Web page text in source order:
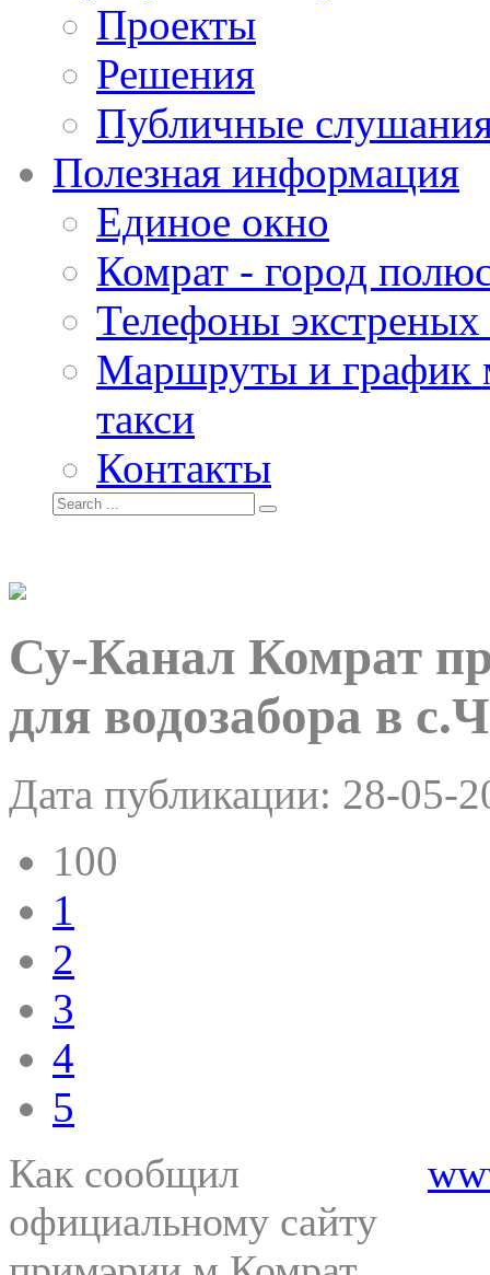
Проекты
Решения
Публичные
Полезная информация
Единое окно
Комрат - город
Телефоны
Маршруты и график
такси
Контакты
Су-Канал Комрат
для водозабора в
Дата публикации: 28-05-
100
1
2
3
4
5
Как сообщил
официальному сайту